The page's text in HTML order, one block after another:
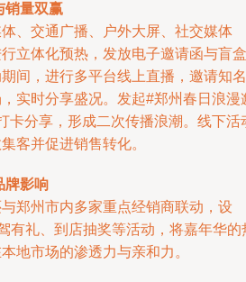
销量双赢
、交通广播、户外大屏、社交媒体
立体化预热，发放电子邀请函与盲盒
间，进行多平台线上直播，邀请知名
实时分享盛况。发起#郑州春日浪漫
卡分享，形成二次传播浪潮。线下活
客并促进销售转化。
牌影响
郑州市内多家重点经销商联动，设
有礼、到店抽奖等活动，将嘉年华的
地市场的渗透力与亲和力。